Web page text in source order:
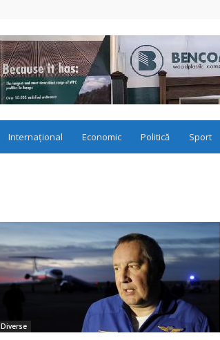
Internațional Economic Politică Sport
Diverse